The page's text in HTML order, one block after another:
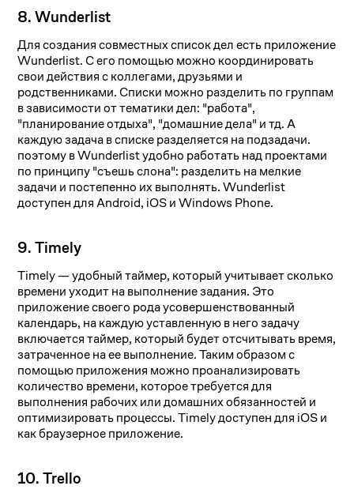
8. Wunderlist
Для создания совместных список дел есть приложение
Wunderlist. С его помощью можно координировать
свои действия с коллегами, друзьями и
родственниками. Списки можно разделить по группам
в зависимости от тематики дел: "работа",
"планирование отдыха", "домашние дела" и тд. А
каждую задача в списке разделяется на подзадачи.
поэтому в Wunderlist удобно работать над проектами
по принципу "съешь слона": разделить на мелкие
задачи и постепенно их выполнять. Wunderlist
доступен для Android, iOS и Windows Phone.
9. Timely
Timely — удобный таймер, который учитывает сколько
времени уходит на выполнение задания. Это
приложение своего рода усовершенствованный
календарь, на каждую уставленную в него задачу
включается таймер, который будет отсчитывать время,
затраченное на ее выполнение. Таким образом с
помощью приложения можно проанализировать
количество времени, которое требуется для
выполнения рабочих или домашних обязанностей и
оптимизировать процессы. Timely доступен для iOS и
как браузерное приложение.
10. Trello